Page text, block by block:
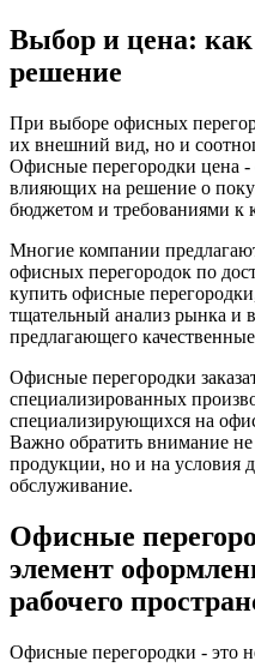
Выбор и цена:
решение
При выборе офисных
их внешний вид, но и
Офисные перегородки цена
влияющих на решение о
бюджетом и требованиями к
Многие компании
офисных перегородок по
купить офисные
тщательный анализ рынка и
предлагающего
Офисные перегородки
специализированных
специализирующихся на
Важно обратить внимание
продукции, но и на условия
обслуживание.
Офисные
элемент
рабочего
Офисные перегородки - это